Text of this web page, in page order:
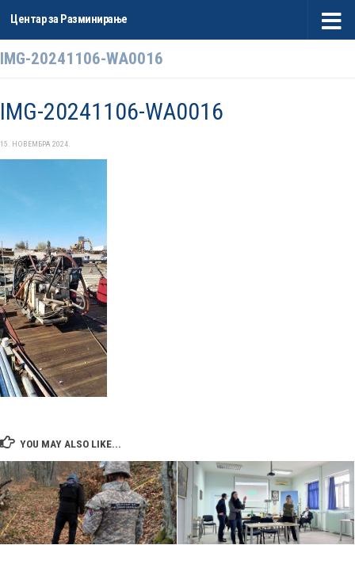
Skip to content
Центар за Разминирање
IMG-20241106-WA0016
IMG-20241106-WA0016
15. НОВЕМБРА 2024.
YOU MAY ALSO LIKE...